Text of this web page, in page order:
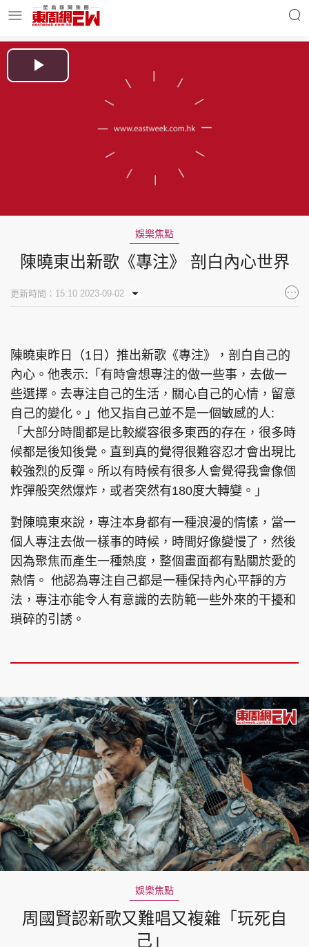
東周Ladies 優享生活
玄學靈異 東周專欄
東周刊 cazbuyer 東Touch
PCM 電腦廣場 星島頭條 星島日報
頭條日報 星島環球 The Standard
親子王
關於我們
聯絡我們
隱私政策聲明
使用條款
版權及免責聲明
Copyright © 東周網 版權所有 . 不得轉載
©Eastweek.com.hk. All rights reserved.
Play
娛樂焦點
陳曉東出新歌《專注》 剖白內心世界
更新時間：15:10 2023-09-02
陳曉東昨日（1日）推出新歌《專注》，剖白自己的
內心。他表示:「有時會想專注的做一些事，去做一
些選擇。去專注自己的生活，關心自己的心情，留意
自己的變化。」他又指自己並不是一個敏感的人:
「大部分時間都是比較縱容很多東西的存在，很多時
候都是後知後覺。直到真的覺得很難容忍才會出現比
較強烈的反彈。所以有時候有很多人會覺得我會像個
炸彈般突然爆炸，或者突然有180度大轉變。」
對陳曉東來說，專注本身都有一種浪漫的情愫，當一
個人專注去做一樣事的時候，時間好像變慢了，然後
因為聚焦而產生一種熱度，整個畫面都有點關於愛的
熱情。 他認為專注自己都是一種保持內心平靜的方
法，專注亦能令人有意識的去防範一些外來的干擾和
瑣碎的引誘。
娛樂焦點
周國賢認新歌又難唱又複雜「玩死自
己」